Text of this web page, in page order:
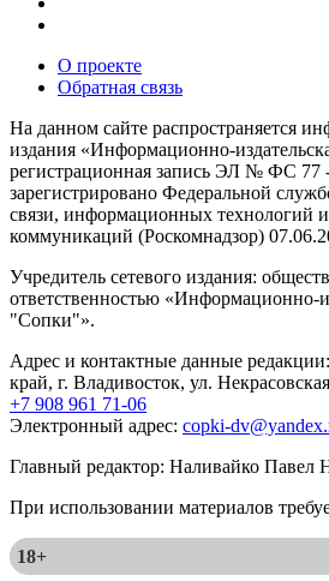
О проекте
Обратная связь
На данном сайте распространяется
издания «Информационно-
регистрационная запись ЭЛ № ФС 77
зарегистрировано Федеральной
связи, информационных технологий
коммуникаций (Роскомнадзор)
Учредитель сетевого издания:
ответственностью «Информационно-
"Сопки"».
Адрес и контактные данные
край, г. Владивосток, ул.
+7 908 961 71-06
Электронный адрес: copki-
Главный редактор: Наливайко Павел
При использовании материалов
18+